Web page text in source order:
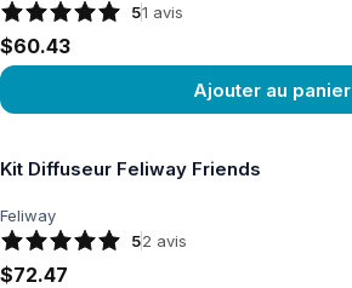
51 avis
$60.43
Ajouter au panier
Kit Diffuseur Feliway Friends
Feliway
52 avis
$72.47